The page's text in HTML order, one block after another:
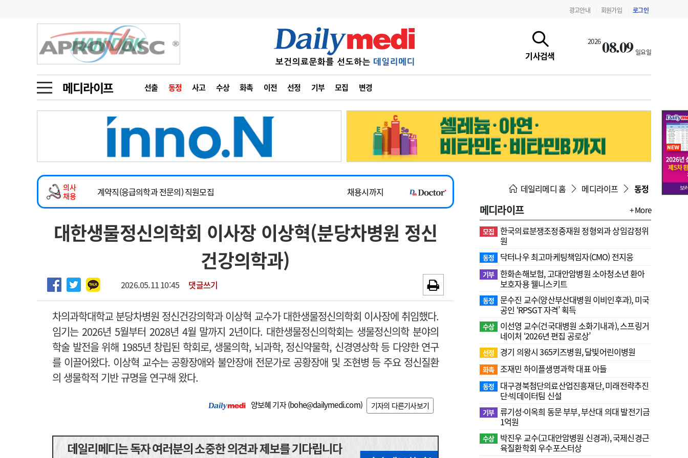
광고안내 회원가입 로그인
기사검색
202608.09 일요일
메디라이프 선출 동정 사고 수상 화촉 이전 선정 기부 모집 변경
금주의 검색어
1
의사인력 수급 추계
3
AI의료
4
전공의 모집 결과
6
관리급여 실시
지필공 지원책
수련환경 개선
의과대학 입시
메디인포 인사 사고
오피니언 칼럼 수첩
인물 피플
동영상뉴스
포토뉴스
메디 Hospital 지역병원 중소병원
인포메이션 행정처분 판례 정책/통계 공시 지침·기준·평가 약제급여 심사 결과
고객센터 회사소개 법적고지 광고안내
의사
채용
2026년 하반기 인턴 모집
~2026-08-31
마취통증의학과 임기제 임상의사 채용
채용시까지
계약직(응급의학과 전문의) 직원모집
채용시까지
하반기 전공의(레지던트1년차) 모집
~2026-08-15
2026년 하반기 인턴 모집
~2026-08-31
마취통증의학과 임기제 임상의사 채용
대한생물정신의학회 이사장 이상혁(분당차병원 정신
건강의학과)
2026.05.11 10:45 댓글쓰기
차의과학대학교 분당차병원 정신건강의학과 이상혁 교수가 대한생물정신의학회 이사장에 취임했다.
임기는 2026년 5월부터 2028년 4월 말까지 2년이다. 대한생물정신의학회는 생물정신의학 분야의
학술 발전을 위해 1985년 창립된 학회로, 생물의학, 뇌과학, 정신약물학, 신경영상학 등 다양한 연구
를 이끌어왔다. 이상혁 교수는 공황장애와 불안장애 전문가로 공황장애 및 조현병 등 주요 정신질환
의 생물학적 기반 규명을 연구해 왔다.
양보혜 기자 (bohe@dailymedi.com) 기자의 다른기사보기
데일리메디 홈 메디라이프 동정
메디라이프 + More
모집
한국의료분쟁조정중재원 정형외과 상임감정위
원
동정 닥터나우 최고마케팅책임자(CMO) 전지웅
기부 한화손해보험, 고대안암병원 소아청소년 환아
보호자용 웰니스키트
동정
문수진 교수( 양산부산대병원 이비인후과), 미국
공인 ‘RPSGT 자격’ 획득
수상
이선영 교수(건국대병원 소화기내과), 스프링거
네이처 ‘2026년 편집 공로상’
선정 경기 의왕시 365키즈병원, 달빛어린이병원
화촉 조재민 하이플생명과학 대표 아들
동정
대구경북첨단의료산업진흥재단, 미래전략추진
단·빅데이터팀 신설
기부 류기성·이옥희 동문 부부, 부산대 의대 발전기금
1억원
수상
박진우 교수(고대안암병원 신경과), 국제신경근
육질환학회 우수포스터상